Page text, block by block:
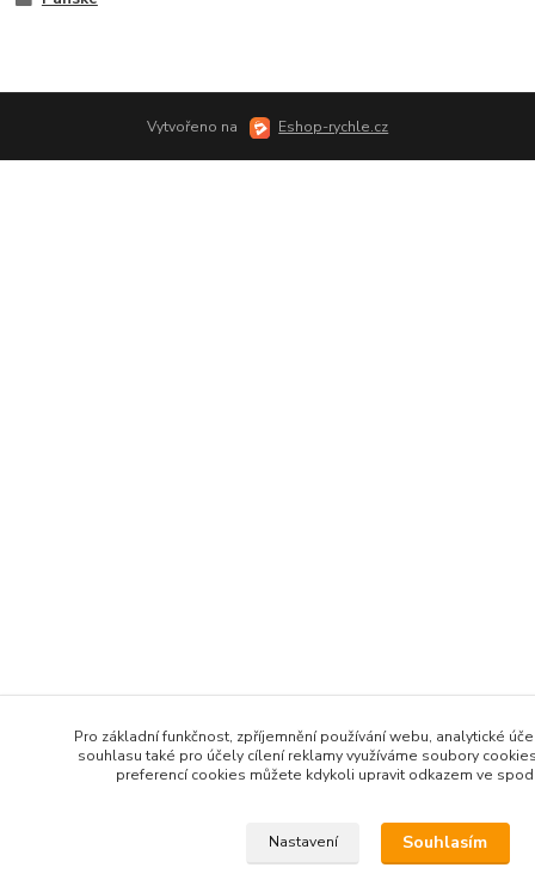
Vytvořeno na Eshop-rychle.cz
Pro základní funkčnost, zpříjemnění používání webu, analytické
souhlasu také pro účely cílení reklamy využíváme soubory
preferencí cookies můžete kdykoli upravit odkazem ve
Nastavení Souhlasím